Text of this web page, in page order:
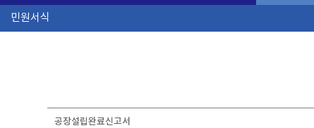
공장설립완료신고서